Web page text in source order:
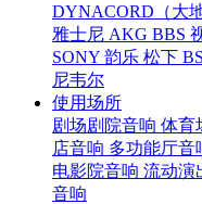
DYNACORD（大地
雅士尼 AKG BBS
SONY 韵乐 松下
尼韦尔
使用场所
剧场剧院音响 体育
店音响 多功能厅音
电影院音响 流动演
音响